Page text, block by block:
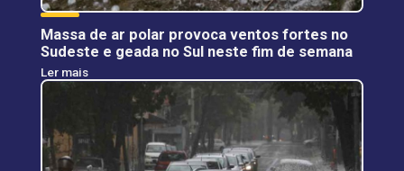
Massa de ar polar provoca ventos fortes no
Sudeste e geada no Sul neste fim de semana
Ler mais